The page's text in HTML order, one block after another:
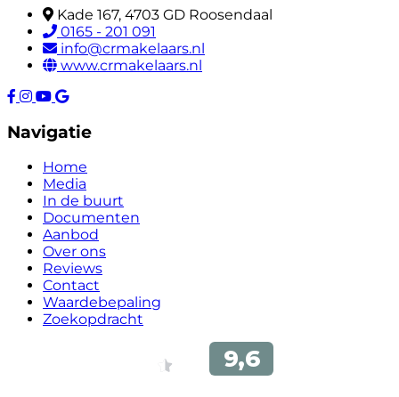
Kade 167, 4703 GD Roosendaal
0165 - 201 091
info@crmakelaars.nl
www.crmakelaars.nl
Navigatie
Home
Media
In de buurt
Documenten
Aanbod
Over ons
Reviews
Contact
Waardebepaling
Zoekopdracht